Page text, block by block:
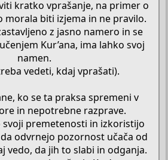
kratko vprašanje, na primer o
morala biti izjema in ne pravilo.
z jasno namero in se
Kur’ana, ima lahko svoj
namen.
vedeti, kdaj vprašati).
ko se ta praksa spremeni v
in nepotrebne razprave.
svoji premetenosti in izkoristijo
odvrnejo pozornost učača od
vedo, da jih to slabi in odganja.